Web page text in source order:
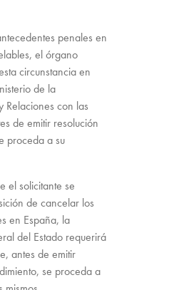
penales en
el órgano
circunstancia en
de la
Relaciones con las
de emitir resolución
proceda a su
el solicitante se
de cancelar los
en España, la
del Estado requerirá
antes de emitir
se proceda a